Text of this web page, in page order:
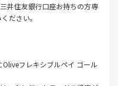
井住友銀行口座お持ちの方専
ださい。
フレキシブルペイ ゴール